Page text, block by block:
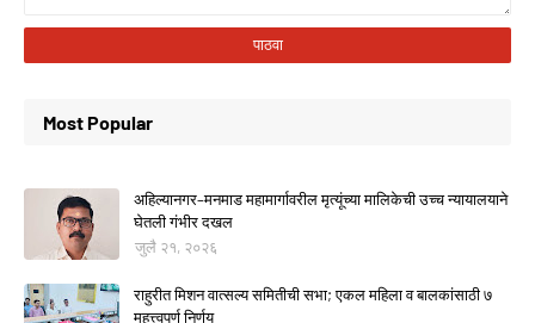
Most Popular
अहिल्यानगर–मनमाड महामार्गावरील मृत्यूंच्या मालिकेची उच्च न्यायालयाने
घेतली गंभीर दखल
जुलै २१, २०२६
राहुरीत मिशन वात्सल्य समितीची सभा; एकल महिला व बालकांसाठी ७
महत्त्वपूर्ण निर्णय